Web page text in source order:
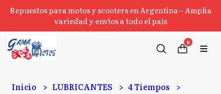
Repuestos para motos y scooters en Argentina – Amplia
variedad y envíos a todo el país
0
Inicio LUBRICANTES
4 Tiempos